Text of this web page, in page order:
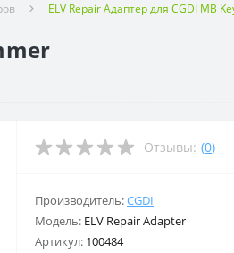
ELV Repair Адаптер для CGDI MB
Отзывы: (0)
Производитель:CGDI
Модель: ELV Repair Adapter
Артикул: 100484